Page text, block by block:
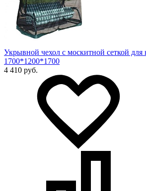
Укрывной чехол с москитной сеткой для
1700*1200*1700
4 410 руб.